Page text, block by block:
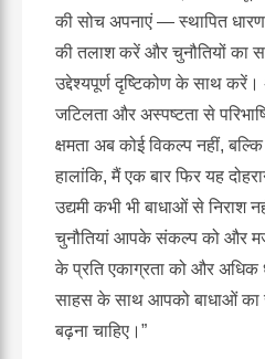
की सोच अपनाएं — स्थापित
की तलाश करें और चुनौतियों का
उद्देश्यपूर्ण दृष्टिकोण के साथ करें।
जटिलता और अस्पष्टता से
क्षमता अब कोई विकल्प नहीं,
हालांकि, मैं एक बार फिर यह
उद्यमी कभी भी बाधाओं से निराश
चुनौतियां आपके संकल्प को और
के प्रति एकाग्रता को और
साहस के साथ आपको बाधाओं का
बढ़ना चाहिए।”